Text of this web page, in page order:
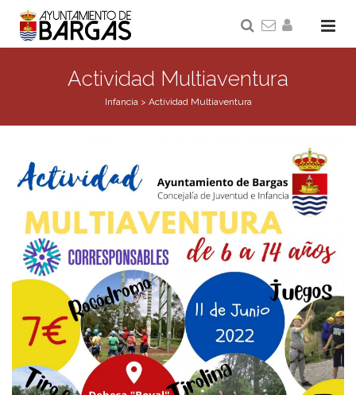
Actividad Multiaventura
Infancia> Actividad Multiaventura